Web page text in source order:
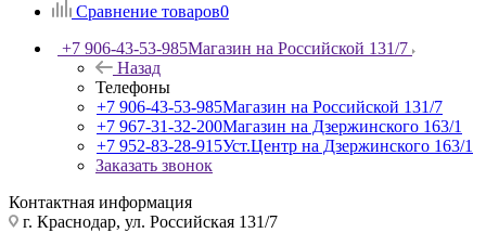
Сравнение товаров0
+7 906-43-53-985Магазин на Российской 131/7
Назад
Телефоны
+7 906-43-53-985Магазин на Российской 131/7
+7 967-31-32-200Магазин на Дзержинского 163/1
+7 952-83-28-915Уст.Центр на Дзержинского 163/1
Заказать звонок
Контактная информация
г. Краснодар, ул. Российская 131/7